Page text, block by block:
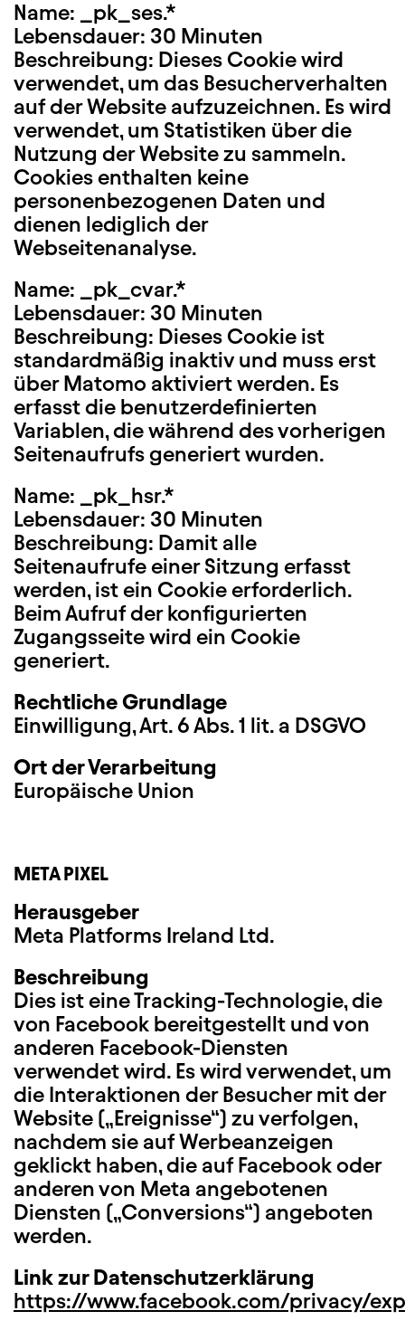
Name: _pk_ses.*
Lebensdauer: 30 Minuten
Beschreibung: Dieses Cookie wird
verwendet, um das Besucherverhalten
auf der Website aufzuzeichnen. Es wird
verwendet, um Statistiken über die
Nutzung der Website zu sammeln.
Cookies enthalten keine
personenbezogenen Daten und
dienen lediglich der
Webseitenanalyse.
Name: _pk_cvar.*
Lebensdauer: 30 Minuten
Beschreibung: Dieses Cookie ist
standardmäßig inaktiv und muss erst
über Matomo aktiviert werden. Es
erfasst die benutzerdefinierten
Variablen, die während des vorherigen
Seitenaufrufs generiert wurden.
Name: _pk_hsr.*
Lebensdauer: 30 Minuten
Beschreibung: Damit alle
Seitenaufrufe einer Sitzung erfasst
werden, ist ein Cookie erforderlich.
Beim Aufruf der konfigurierten
Zugangsseite wird ein Cookie
generiert.
Rechtliche Grundlage
Einwilligung, Art. 6 Abs. 1 lit. a DSGVO
Ort der Verarbeitung
Europäische Union
META PIXEL
Herausgeber
Meta Platforms Ireland Ltd.
Beschreibung
Dies ist eine Tracking-Technologie, die
von Facebook bereitgestellt und von
anderen Facebook-Diensten
verwendet wird. Es wird verwendet, um
die Interaktionen der Besucher mit der
Website („Ereignisse“) zu verfolgen,
nachdem sie auf Werbeanzeigen
geklickt haben, die auf Facebook oder
anderen von Meta angebotenen
Diensten („Conversions“) angeboten
werden.
Link zur Datenschutzerklärung
https://www.facebook.com/privacy/